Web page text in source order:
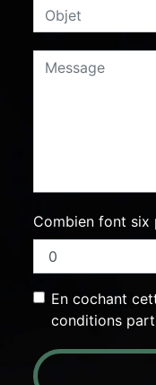
Combien font six
En cochant
conditions